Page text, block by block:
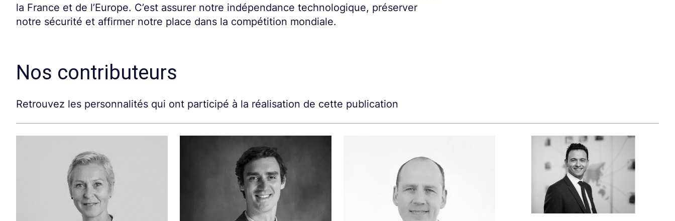
la France et de l’Europe. C’est assurer notre indépendance technologique, préserver
notre sécurité et affirmer notre place dans la compétition mondiale.
Nos contributeurs
Retrouvez les personnalités qui ont participé à la réalisation de cette publication